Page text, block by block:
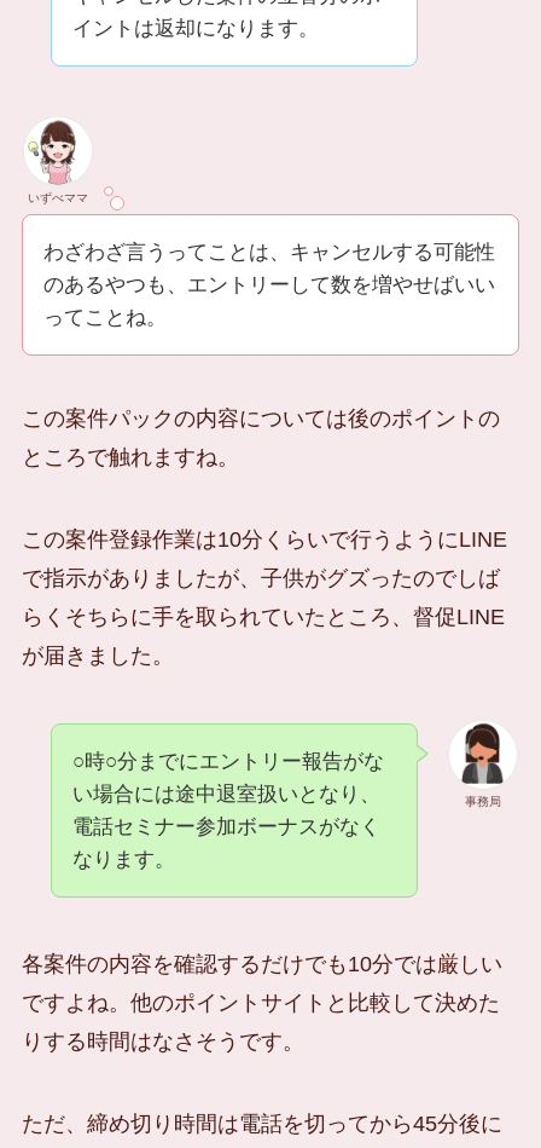
イントは返却になります。
いずべママ
わざわざ言うってことは、キャンセルする可能性
のあるやつも、エントリーして数を増やせばいい
ってことね。
この案件パックの内容については後のポイントの
ところで触れますね。
この案件登録作業は10分くらいで行うようにLINE
で指示がありましたが、子供がグズったのでしば
らくそちらに手を取られていたところ、督促LINE
が届きました。
事務局
○時○分までにエントリー報告がな
い場合には途中退室扱いとなり、
電話セミナー参加ボーナスがなく
なります。
各案件の内容を確認するだけでも10分では厳しい
ですよね。他のポイントサイトと比較して決めた
りする時間はなさそうです。
ただ、締め切り時間は電話を切ってから45分後に